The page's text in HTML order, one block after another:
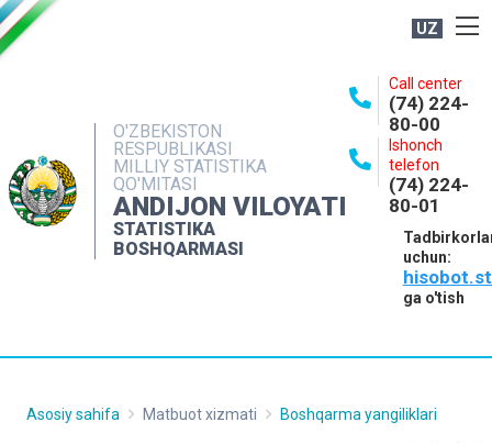
UZ
O'ZBEKISTON
RESPUBLIKASI
MILLIY STATISTIKA
QO'MITASI
ANDIJON VILOYATI
STATISTIKA
BOSHQARMASI
Call center
(74) 224-
80-00
Ishonch
telefon
(74) 224-
80-01
uchun:
ga o'tish
NASHRLAR
INTERAKTIV XIZMATLAR
MATBUOT XIZMATI
MUROJAATLAR
Asosiy sahifa Matbuot xizmati Boshqarma yangiliklari